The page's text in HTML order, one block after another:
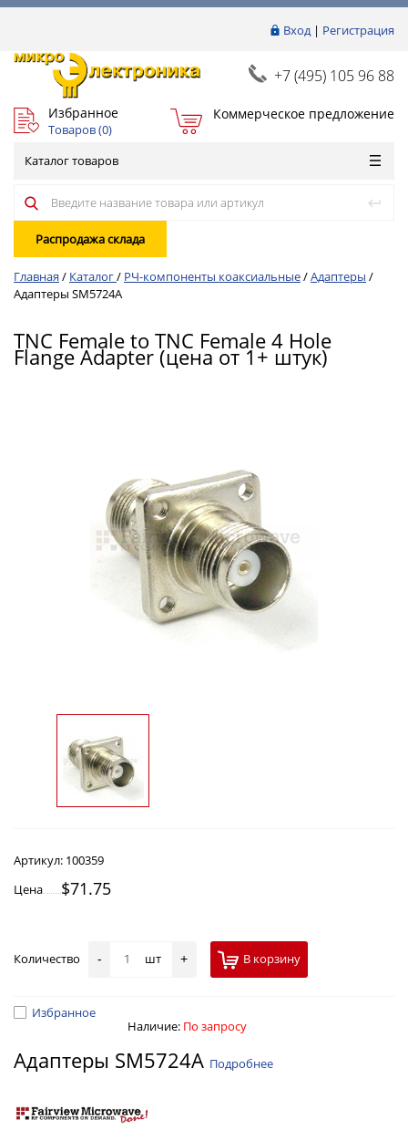
Вход| Регистрация
+7 (495) 105 96 88
Избранное
Товаров (0)
Коммерческое предложение
Каталог товаров
Распродажа склада
Главная / Каталог/ РЧ-компоненты коаксиальные/Адаптеры /
Адаптеры SM5724A
TNC Female to TNC Female 4 Hole
Flange Adapter (цена от 1+ штук)
Артикул: 100359
Цена
$71.75
Количество - шт + В корзину
Избранное
Наличие: По запросу
Адаптеры SM5724A Подробнее